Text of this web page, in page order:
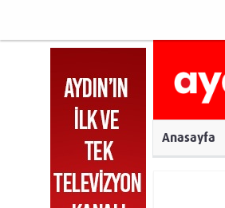
Anasayfa